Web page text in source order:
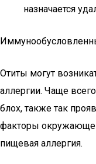
назначается
Отиты могут
аллергии. Чаще
блох, также так
факторы
пищевая аллергия.